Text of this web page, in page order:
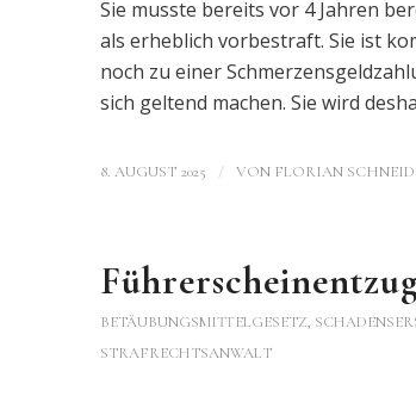
Sie musste bereits vor 4 Jahren
als erheblich vorbestraft. Sie ist
noch zu einer
sich geltend machen. Sie wird
8. AUGUST 2025 / VON FLORIAN
BETÄUBUNGSMITTELGESETZ,
STRAFRECHTSANWALT